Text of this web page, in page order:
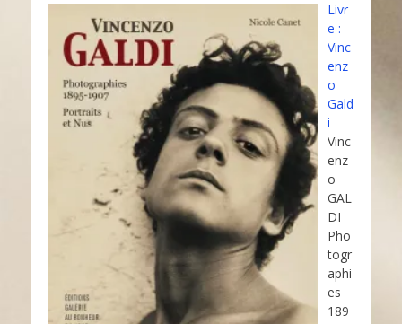
Livr
e :
Vinc
enz
o
Gald
i
Vinc
enz
o
GAL
DI
Pho
togr
aphi
es
189